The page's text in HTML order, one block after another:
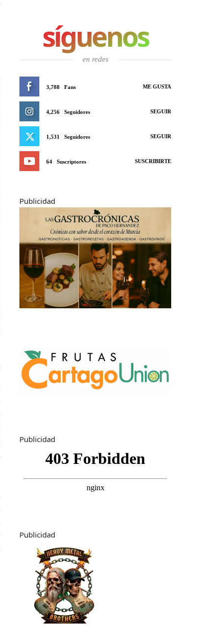
síguenos
en redes
3,788 Fans ME GUSTA
4,256 Seguidores SEGUIR
1,531 Seguidores SEGUIR
64 Suscriptores SUSCRIBIRTE
Publicidad
Publicidad
Publicidad